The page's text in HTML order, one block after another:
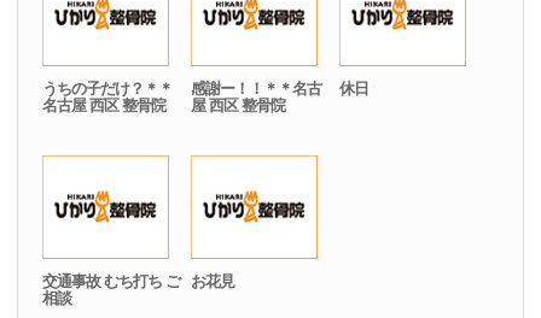
うちの子だけ？＊＊
名古屋 西区 整骨院
感謝ー！！＊＊名古
屋 西区 整骨院
休日
交通事故 むち打ち ご
相談
お花見